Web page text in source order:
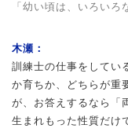
「幼い頃は、いろいろ
木瀬：
訓練士の仕事をしてい
か育ちか、どちらが重
が、お答えするなら「
生まれもった性質だけ